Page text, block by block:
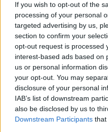
If you wish to opt-out of the
processing of your personal
targeted advertising by us,
section to confirm your
opt-out request is processed
interest-based ads based on
us or personal information
your opt-out. You may
disclosure of your personal
IAB’s list of downstream
also be disclosed by us to
Downstream Participants that
δε βλέπω να έχει
να είναι έτοιμο να
κάνω, ώστε να την
όντως η ενόχληση
να καταλάβω. Με
η ιστορία τραβάει
ζοριστήκαμε
σκάσουν. Και από
βέβαια μέρες
περισσότερα